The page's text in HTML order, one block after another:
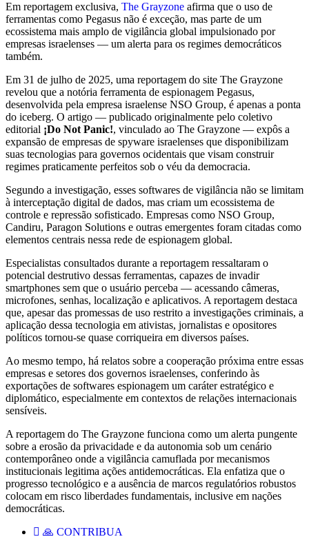
Em reportagem exclusiva, The Grayzone afirma que o uso de
ferramentas como Pegasus não é exceção, mas parte de um
ecossistema mais amplo de vigilância global impulsionado por
empresas israelenses — um alerta para os regimes democráticos
também.
Em 31 de julho de 2025, uma reportagem do site The Grayzone
revelou que a notória ferramenta de espionagem Pegasus,
desenvolvida pela empresa israelense NSO Group, é apenas a ponta
do iceberg. O artigo — publicado originalmente pelo coletivo
editorial ¡Do Not Panic!, vinculado ao The Grayzone — expôs a
expansão de empresas de spyware israelenses que disponibilizam
suas tecnologias para governos ocidentais que visam construir
regimes praticamente perfeitos sob o véu da democracia.
Segundo a investigação, esses softwares de vigilância não se limitam
à interceptação digital de dados, mas criam um ecossistema de
controle e repressão sofisticado. Empresas como NSO Group,
Candiru, Paragon Solutions e outras emergentes foram citadas como
elementos centrais nessa rede de espionagem global.
Especialistas consultados durante a reportagem ressaltaram o
potencial destrutivo dessas ferramentas, capazes de invadir
smartphones sem que o usuário perceba — acessando câmeras,
microfones, senhas, localização e aplicativos. A reportagem destaca
que, apesar das promessas de uso restrito a investigações criminais, a
aplicação dessa tecnologia em ativistas, jornalistas e opositores
políticos tornou-se quase corriqueira em diversos países.
Ao mesmo tempo, há relatos sobre a cooperação próxima entre essas
empresas e setores dos governos israelenses, conferindo às
exportações de softwares espionagem um caráter estratégico e
diplomático, especialmente em contextos de relações internacionais
sensíveis.
A reportagem do The Grayzone funciona como um alerta pungente
sobre a erosão da privacidade e da autonomia sob um cenário
contemporâneo onde a vigilância camuflada por mecanismos
institucionais legitima ações antidemocráticas. Ela enfatiza que o
progresso tecnológico e a ausência de marcos regulatórios robustos
colocam em risco liberdades fundamentais, inclusive em nações
democráticas.
🙏 CONTRIBUA